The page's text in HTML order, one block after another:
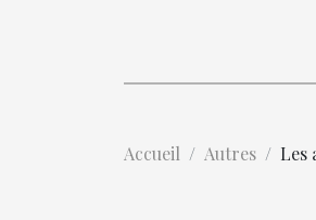
Accueil Autres Les